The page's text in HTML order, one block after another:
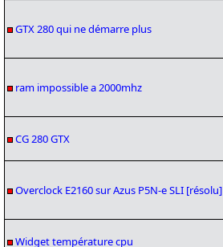
GTX 280 qui ne démarre plus
ram impossible a 2000mhz
CG 280 GTX
Overclock E2160 sur Azus P5N-e SLI [résolu]
Widget température cpu